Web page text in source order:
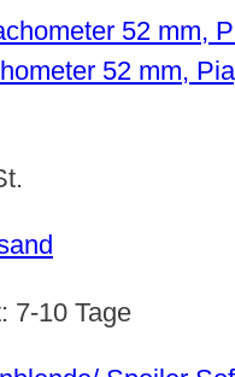
52 mm,
7-10 Tage